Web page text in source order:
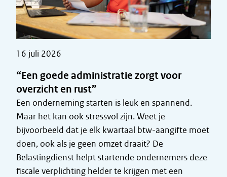
“Een goede administratie zorgt voor
overzicht en rust”
16 juli 2026
Een onderneming starten is leuk en spannend.
Maar het kan ook stressvol zijn. Weet je
bijvoorbeeld dat je elk kwartaal btw-aangifte moet
doen, ook als je geen omzet draait? De
Belastingdienst helpt startende ondernemers deze
fiscale verplichting helder te krijgen met een